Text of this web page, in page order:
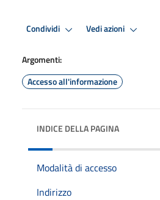
Condividi Vedi azioni
Argomenti:
Accesso all'informazione
INDICE DELLA PAGINA
Modalità di accesso
Indirizzo